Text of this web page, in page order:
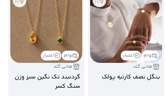
وام
اعتبار
هانی گلد
بنگل نصف کارتیه پولک
وام
اعتبار
هانی گلد
گردنبند تک نگین سبز وزن
سنگ کسر